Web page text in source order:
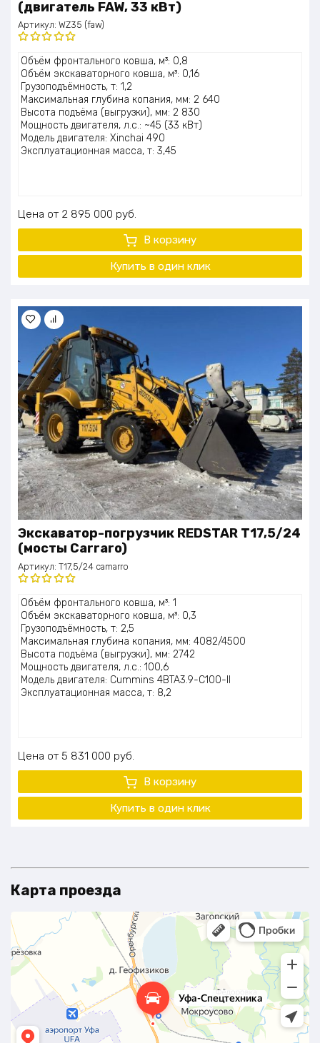
(двигатель FAW, 33 кВт)
Артикул: WZ35 (faw)
Оценка
5.00из 5
Объём фронтального ковша, м³: 0,8
Объём экскаваторного ковша, м³: 0,16
Грузоподъёмность, т: 1,2
Максимальная глубина копания, мм: 2 640
Высота подъёма (выгрузки), мм: 2 830
Мощность двигателя, л.с.: ~45 (33 кВт)
Модель двигателя: Xinchai 490
Эксплуатационная масса, т: 3,45
Цена 2 895 000 руб.
В корзину
Купить в один клик
Экскаватор-погрузчик REDSTAR T17,5/24
(мосты Carraro)
Артикул: T17,5/24 camarro
Оценка
5.00из 5
Объём фронтального ковша, м³: 1
Объём экскаваторного ковша, м³: 0,3
Грузоподъёмность, т: 2,5
Максимальная глубина копания, мм: 4082/4500
Высота подъёма (выгрузки), мм: 2742
Мощность двигателя, л.с.: 100,6
Модель двигателя: Cummins 4BTA3.9-C100-II
Эксплуатационная масса, т: 8,2
Цена 5 831 000 руб.
В корзину
Купить в один клик
Карта проезда